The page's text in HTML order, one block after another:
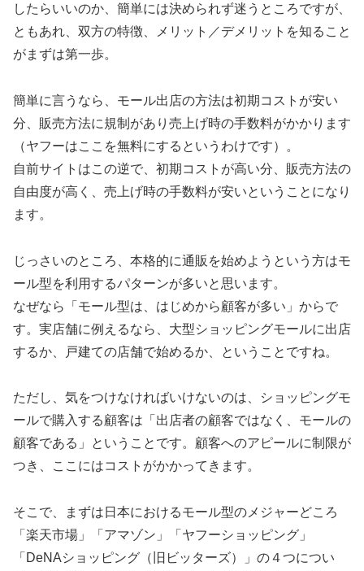
したらいいのか、簡単には決められず迷うところですが、
ともあれ、双方の特徴、メリット／デメリットを知ること
がまずは第一歩。
簡単に言うなら、モール出店の方法は初期コストが安い
分、販売方法に規制があり売上げ時の手数料がかかります
（ヤフーはここを無料にするというわけです）。
自前サイトはこの逆で、初期コストが高い分、販売方法の
自由度が高く、売上げ時の手数料が安いということになり
ます。
じっさいのところ、本格的に通販を始めようという方はモ
ール型を利用するパターンが多いと思います。
なぜなら「モール型は、はじめから顧客が多い」からで
す。実店舗に例えるなら、大型ショッピングモールに出店
するか、戸建ての店舗で始めるか、ということですね。
ただし、気をつけなければいけないのは、ショッピングモ
ールで購入する顧客は「出店者の顧客ではなく、モールの
顧客である」ということです。顧客へのアピールに制限が
つき、ここにはコストがかかってきます。
そこで、まずは日本におけるモール型のメジャーどころ
「楽天市場」「アマゾン」「ヤフーショッピング」
「DeNAショッピング（旧ビッターズ）」の４つについ